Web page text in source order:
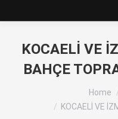
KOCAELİ VE
BAHÇE
Home
KOCAELİ VE